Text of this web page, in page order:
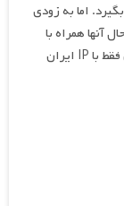
اما به زودی
آنها همراه با
هم به یک سفر جاده‌ای می‌روند و… دانلود و پخش فقط با IP ایران